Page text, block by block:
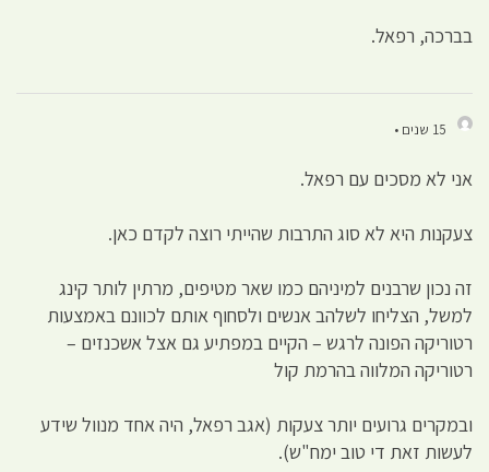
בברכה, רפאל.
15 שנים •
אני לא מסכים עם רפאל.
צעקנות היא לא סוג התרבות שהייתי רוצה לקדם כאן.
זה נכון שרבנים למיניהם כמו שאר מטיפים, מרתין לותר קינג
למשל, הצליחו לשלהב אנשים ולסחוף אותם לכוונם באמצעות
רטוריקה הפונה לרגש – הקיים במפתיע גם אצל אשכנזים –
רטוריקה המלווה בהרמת קול
ובמקרים גרועים יותר צעקות (אגב רפאל, היה אחד מנוול שידע
לעשות זאת די טוב ימח"ש).